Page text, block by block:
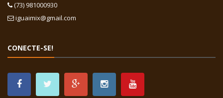
(73) 981000930
iguaimix@gmail.com
CONECTE-SE!